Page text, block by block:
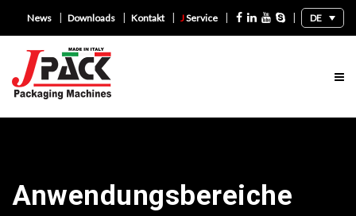
DE
News |Downloads |Kontakt|JService
Anwendungsbereiche